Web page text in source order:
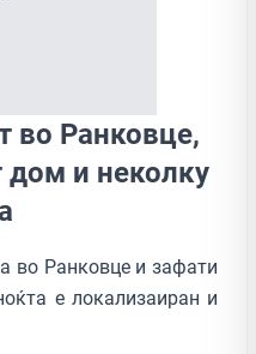
во Ранковце,
дом и неколку
во Ранковце и зафати
е локализаиран и